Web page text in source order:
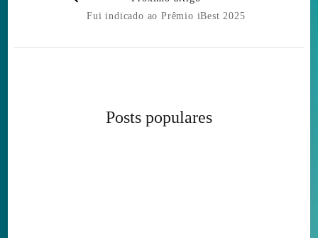
Fui indicado ao Prêmio iBest 2025
Posts populares